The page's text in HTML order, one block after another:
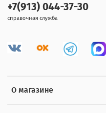
О магазине
+7(913) 044-37-30
справочная служба